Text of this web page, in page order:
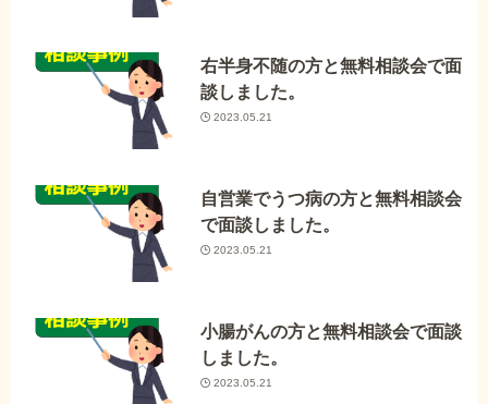
右半身不随の方と無料相談会で面
談しました。
2023.05.21
自営業でうつ病の方と無料相談会
で面談しました。
2023.05.21
小腸がんの方と無料相談会で面談
しました。
2023.05.21